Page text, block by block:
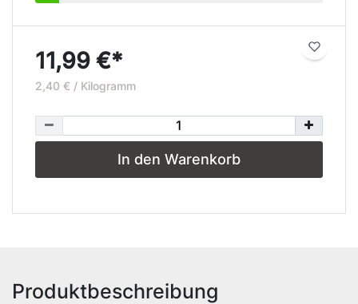
11,99 €*
2,40 € / Kilogramm
In den Warenkorb
Produktbeschreibung